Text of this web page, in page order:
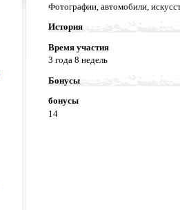
Фотографии, автомобили,
История
Время участия
3 года 8 недель
Бонусы
бонусы
14